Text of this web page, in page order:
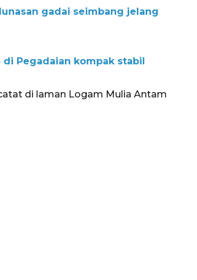
gadai seimbang jelang
di Pegadaian kompak stabil
di laman Logam Mulia Antam
Lebaran Betawi 2026, ajang
Ibu Kota